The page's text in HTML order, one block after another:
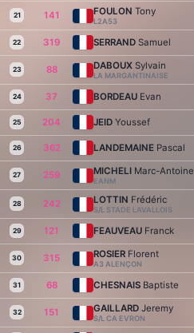
21 141 FOULON Tony
L2A53
22 319 SERRAND Samuel
23 88 DABOUX Sylvain
LA MARGANTINAISE
24 37 BORDEAU Evan
25 204 JEID Youssef
26 362 LANDEMAINE Pascal
27 259 MICHELI Marc-Antoine
EANM
28 242 LOTTIN Frédéric
S/L STADE LAVALLOIS
29 121 FEAUVEAU Franck
30 315 ROSIER Florent
A3 ALENÇON
31 68 CHESNAIS Baptiste
32 151 GAILLARD Jeremy
S/L CA EVRON